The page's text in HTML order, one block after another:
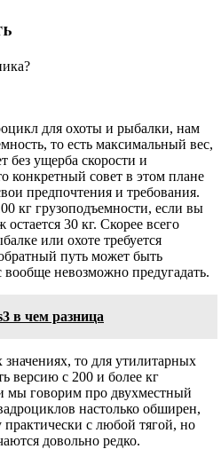
для охоты и рыбалки, нам
то есть максимальный вес,
без ущерба скорости и
конкретный совет в этом плане
предпочтения и требования.
кг грузоподъемности, если вы
остается 30 кг. Скорее всего
или охоте требуется
путь может быть
невозможно предугадать.
в чем разница
то для утилитарных
версию с 200 и более кг
мы говорим про двухместный
настолько обширен,
с любой тягой, но
довольно редко.